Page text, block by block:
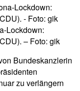
Lockdown:
– Foto: gik
Bundeskanzlerin
zu verlängern